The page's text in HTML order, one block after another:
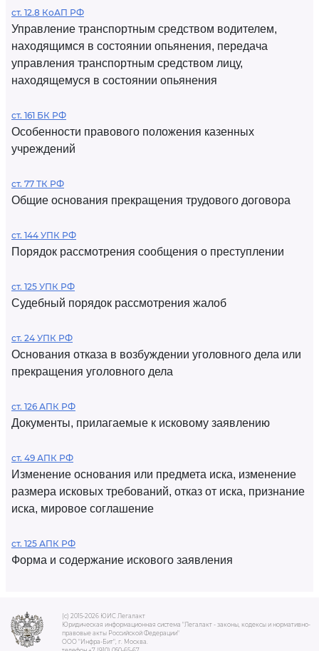
ст. 12.8 КоАП РФ
Управление транспортным средством водителем,
находящимся в состоянии опьянения, передача
управления транспортным средством лицу,
находящемуся в состоянии опьянения
ст. 161 БК РФ
Особенности правового положения казенных
учреждений
ст. 77 ТК РФ
Общие основания прекращения трудового договора
ст. 144 УПК РФ
Порядок рассмотрения сообщения о преступлении
ст. 125 УПК РФ
Судебный порядок рассмотрения жалоб
ст. 24 УПК РФ
Основания отказа в возбуждении уголовного дела или
прекращения уголовного дела
ст. 126 АПК РФ
Документы, прилагаемые к исковому заявлению
ст. 49 АПК РФ
Изменение основания или предмета иска, изменение
размера исковых требований, отказ от иска, признание
иска, мировое соглашение
ст. 125 АПК РФ
Форма и содержание искового заявления
(c) 2015-2026 ЮИС Легалакт
Юридическая информационная система "Легалакт - законы, кодексы и нормативно-
правовые акты Российской Федерации"
ООО "Инфра-Бит", г. Москва.